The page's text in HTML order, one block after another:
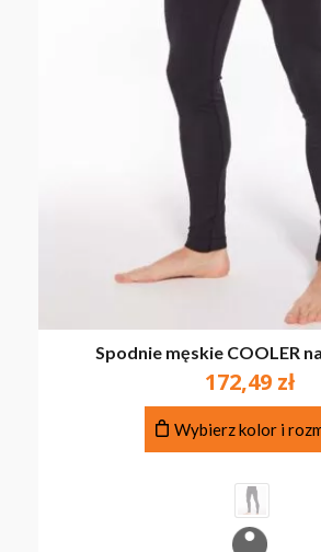
Spodnie męskie COOLER
172,49 zł
Wybierz kolor i